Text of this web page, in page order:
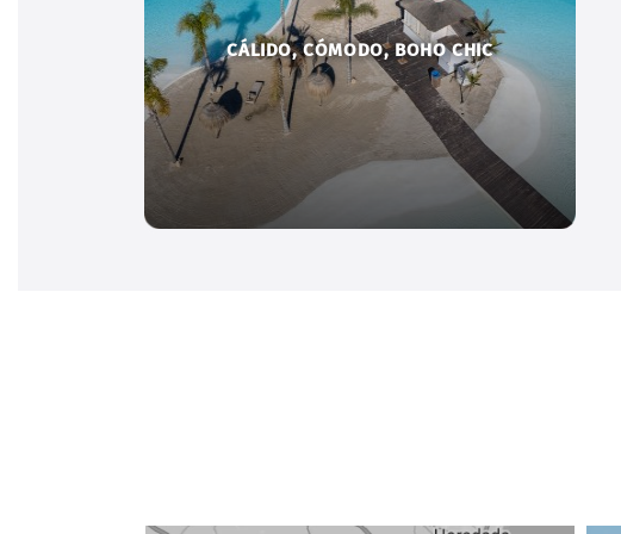
CÁLIDO, CÓMODO, BOHO CHIC